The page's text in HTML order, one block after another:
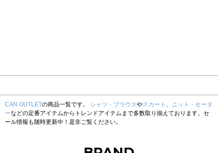
CAN OUTLETの商品一覧です。 シャツ・ブラウスやスカート 、 ニット・セータ
ーなどの定番アイテムからトレンドアイテムまで多数取り揃えております。セ
ール情報も随時更新中！是非ご覧ください。